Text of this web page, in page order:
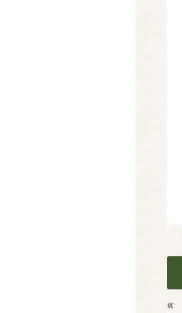
«